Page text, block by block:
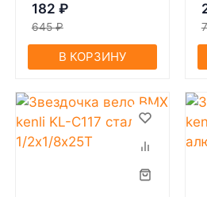
182 ₽
645 ₽
В КОРЗИНУ